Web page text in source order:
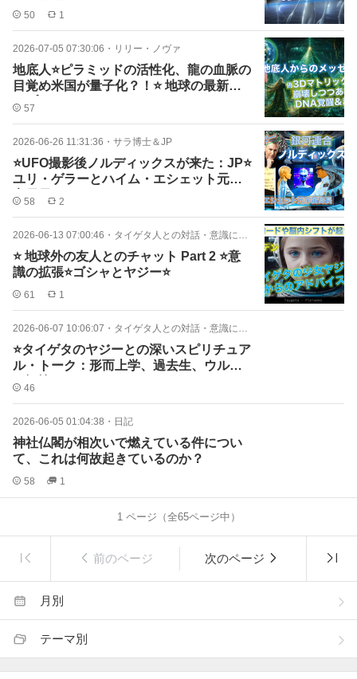
リー⭐️
50 1
2026-07-05 07:30:06 ・ リリー・ノヴァ
地底人⭐️ピラミッドの活性化、龍の血脈の
目覚め米国が量子化？！⭐️ 地球の最新ア
ップデート
57
2026-06-26 11:31:36 ・ サラ博士＆JP
⭐️UFO撮影後ノルディックスが来た：JP⭐️
ユリ・ゲラーとハイム・エシェット元宇
宙局長⭐️
58 2
2026-06-13 07:00:46 ・ タイゲタ人との対話・意識について
⭐️ 地球外の友人とのチャット Part 2 ⭐️意
識の拡張⭐️ゴシャとヤジー⭐️
61 1
2026-06-07 10:06:07 ・ タイゲタ人との対話・意識について
⭐️タイゲタのヤジーとの深いスピリチュア
ル・トーク：形而上学、過去生、ウルマ
の記憶⭐️
46
2026-06-05 01:04:38 ・ 日記
神社仏閣が相次いで燃えている件につい
て、これは何故起きているのか？
58 1
1ページ（全65ページ中）
前のページ 次のページ
月別
テーマ別